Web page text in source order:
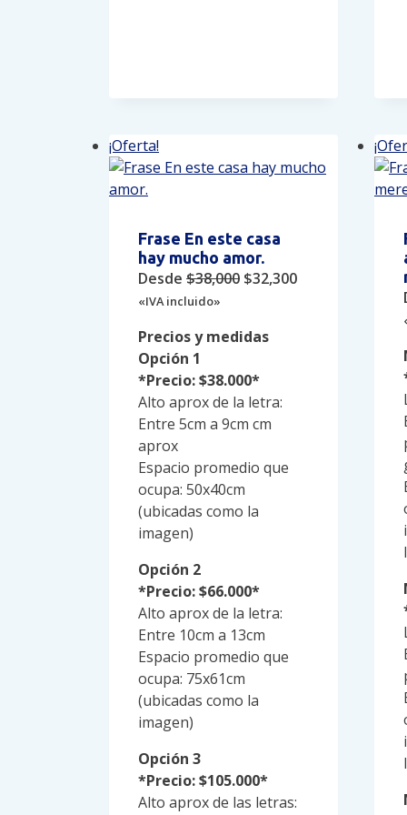
¡Oferta!
Frase En este casa
hay mucho amor.
Desde $38,000 Original
$38,000.
$32,300Current
«IVA incluido»
Precios y medidas
Opción 1
*Precio: $38.000*
Alto aprox de la letra:
Entre 5cm a 9cm cm
aprox
Espacio promedio que
ocupa: 50x40cm
(ubicadas como la
imagen)
Opción 2
*Precio: $66.000*
Alto aprox de la letra:
Entre 10cm a 13cm
Espacio promedio que
ocupa: 75x61cm
(ubicadas como la
imagen)
Opción 3
*Precio: $105.000*
Alto aprox de las letras: